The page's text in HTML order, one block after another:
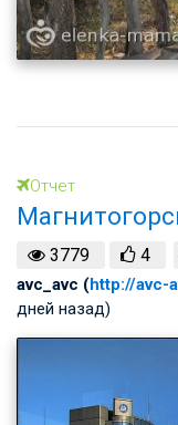
Отчет
3779 4
avc_avc (http://avc-
дней назад)